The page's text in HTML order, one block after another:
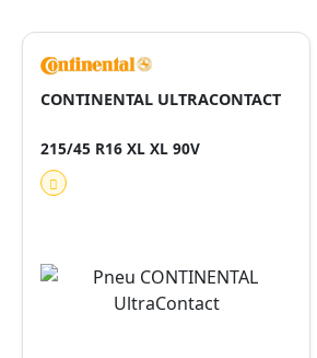
CONTINENTAL ULTRACONTACT
215/45 R16 XL XL 90V